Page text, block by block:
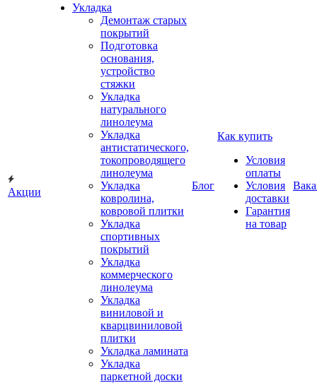
Акции
Укладка
Демонтаж старых
покрытий
Подготовка
основания,
устройство
стяжки
Укладка
натурального
линолеума
Укладка
антистатического,
токопроводящего
линолеума
Укладка
ковролина,
ковровой плитки
Укладка
спортивных
покрытий
Укладка
коммерческого
линолеума
Укладка
виниловой и
кварцвиниловой
плитки
Укладка ламината
Укладка
паркетной доски
Блог
Как купить
Условия
оплаты
Условия
доставки
Гарантия
на товар